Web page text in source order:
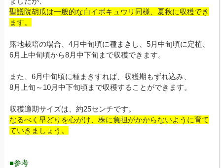
聖護院胡瓜は一般的な白イボキュウリ同様、夏秋に収穫でき
ます。
露地栽培の場合、4月中旬頃に種まきし、5月中旬頃に定植、
6月上中旬頃から8月中下旬まで収穫できます。
また、6月中旬頃に種まきすれば、収穫期もずれ込み、
8月上旬～10月中下旬頃まで収穫することができます。
収穫適期サイズは、約25センチです。
なるべく早どりを心がけ、株に負担がかからないように育て
ていきましょう。
■参考